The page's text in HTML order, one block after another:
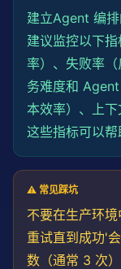
建立Agent 编排
建议监控以下
率）、失败率
务难度和 Agent
本效率）、上下
这些指标可以帮
⚠️ 常见踩坑
不要在生产环
重试直到成功'
数（通常 3 次